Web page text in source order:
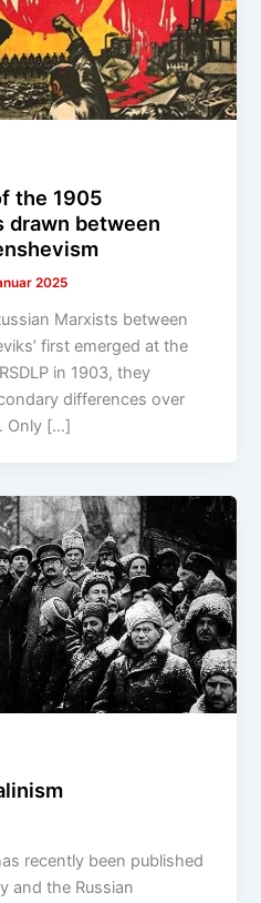
the 1905
drawn between
2025
Marxists between
first emerged at the
in 1903, they
differences over
Only […]
recently been published
and the Russian